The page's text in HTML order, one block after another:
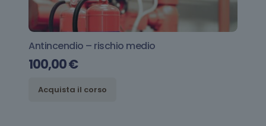
Antincendio – rischio medio
100,00€
Acquista il corso